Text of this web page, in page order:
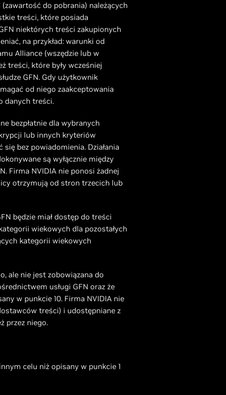
do pobrania) należących
treści, które posiada
niektórych treści zakupionych
na przykład: warunki od
Alliance (wszędzie lub w
treści, które były wcześniej
GFN. Gdy użytkownik
od niego zaakceptowania
danych treści.
bezpłatnie dla wybranych
lub innych kryteriów
bez powiadomienia. Działania
są wyłącznie między
Firma NVIDIA nie ponosi żadnej
otrzymują od stron trzecich lub
będzie miał dostęp do treści
wiekowych dla pozostałych
kategorii wiekowych
ale nie jest zobowiązana do
usługi GFN oraz że
w punkcie 10. Firma NVIDIA nie
treści) i udostępniane z
przez niego.
celu niż opisany w punkcie 1